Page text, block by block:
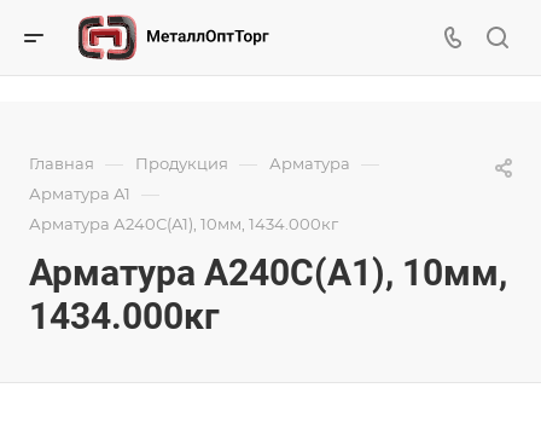
Главная — Продукция — Арматура —
Арматура А1 —
Арматура А240С(А1), 10мм, 1434.000кг
Арматура А240С(А1), 10мм,
1434.000кг